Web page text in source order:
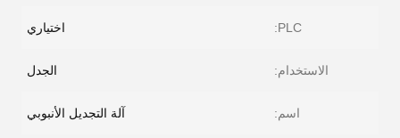
PLC: اختياري
الاستخدام: الجدل
اسم: آلة التجديل الأنبوبي